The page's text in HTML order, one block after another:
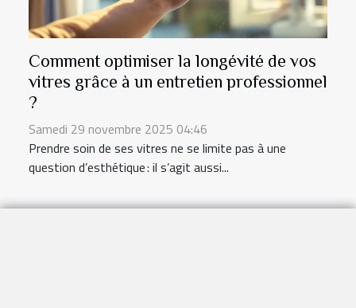
Comment optimiser la longévité de vos
vitres grâce à un entretien professionnel
?
Samedi 29 novembre 2025 04:46
Prendre soin de ses vitres ne se limite pas à une
question d’esthétique : il s’agit aussi...